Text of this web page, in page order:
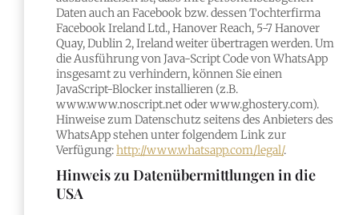
Daten auch an Facebook bzw. dessen Tochterfirma
Facebook Ireland Ltd., Hanover Reach, 5-7 Hanover
Quay, Dublin 2, Ireland weiter übertragen werden. Um
die Ausführung von Java-Script Code von WhatsApp
insgesamt zu verhindern, können Sie einen
JavaScript-Blocker installieren (z.B.
www.www.noscript.net oder www.ghostery.com).
Hinweise zum Datenschutz seitens des Anbieters des
WhatsApp stehen unter folgendem Link zur
Verfügung:http://www.whatsapp.com/legal/.
Hinweis zu Datenübermittlungen in die
USA